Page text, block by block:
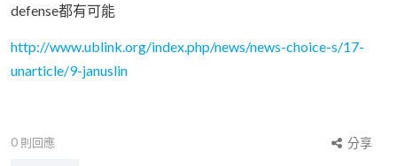
defense都有可能
http://www.ublink.org/index.php/news/news-choice-s/17-
unarticle/9-januslin
0 則回應
分享